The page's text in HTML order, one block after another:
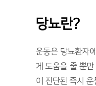
당뇨란?
운동은 당뇨환자
게 도움을 줄 뿐
이 진단된 즉시